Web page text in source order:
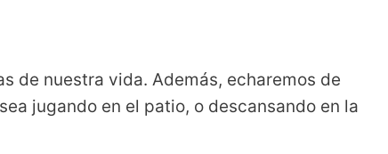
de nuestra vida. Además, echaremos de
jugando en el patio, o descansando en la